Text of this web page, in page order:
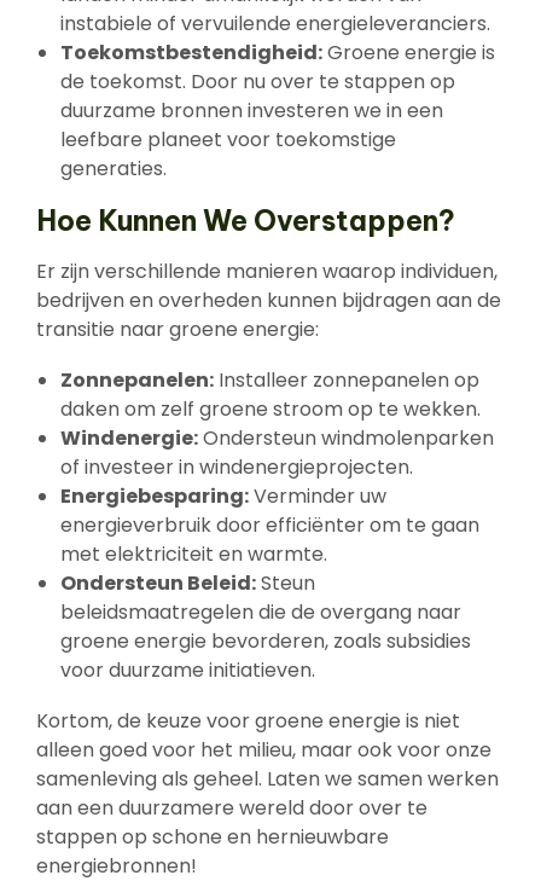
instabiele of vervuilende energieleveranciers.
Toekomstbestendigheid:Groene energie is
de toekomst. Door nu over te stappen op
duurzame bronnen investeren we in een
leefbare planeet voor toekomstige
generaties.
Hoe Kunnen We Overstappen?
Er zijn verschillende manieren waarop individuen,
bedrijven en overheden kunnen bijdragen aan de
transitie naar groene energie:
Zonnepanelen: Installeer zonnepanelen op
daken om zelf groene stroom op te wekken.
Windenergie:Ondersteun windmolenparken
of investeer in windenergieprojecten.
Energiebesparing:Verminder uw
energieverbruik door efficiënter om te gaan
met elektriciteit en warmte.
Ondersteun Beleid:Steun
beleidsmaatregelen die de overgang naar
groene energie bevorderen, zoals subsidies
voor duurzame initiatieven.
Kortom, de keuze voor groene energie is niet
alleen goed voor het milieu, maar ook voor onze
samenleving als geheel. Laten we samen werken
aan een duurzamere wereld door over te
stappen op schone en hernieuwbare
energiebronnen!